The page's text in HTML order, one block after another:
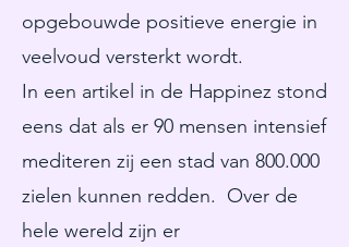
opgebouwde positieve energie in
veelvoud versterkt wordt.
In een artikel in de Happinez stond
eens dat als er 90 mensen intensief
mediteren zij een stad van 800.000
zielen kunnen redden. Over de
hele wereld zijn er